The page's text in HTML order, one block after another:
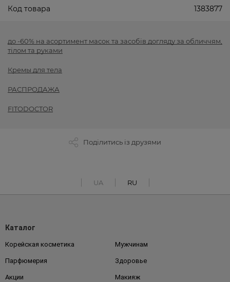
Код товара 1383877
до -60% на асортимент масок та засобів догляду за обличчям,
тілом та руками
Кремы для тела
РАСПРОДАЖА
FITODOCTOR
Поділитись із друзями
UA RU
Каталог
Корейская косметика Мужчинам
Парфюмерия Здоровье
Акции Макияж